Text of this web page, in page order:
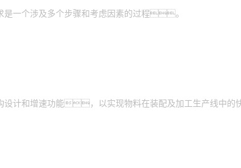
是一个涉及多个步骤和考虑因素的过程。
构设计和增速功能，以实现物料在装配及加工生产线